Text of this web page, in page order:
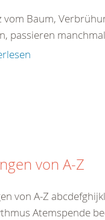
vom Baum,
passieren
von A-Z
von A-Z
Atemspende